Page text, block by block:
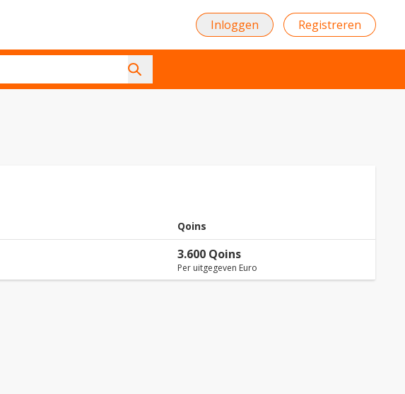
Inloggen Registreren
Qoins
3.600 Qoins
Per uitgegeven Euro